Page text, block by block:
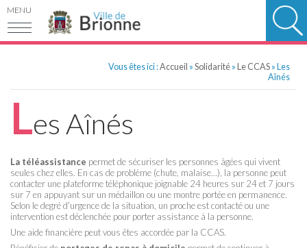
MENU
Vous êtes ici :Accueil » Solidarité » Le CCAS » Les
Aînés
Les Aînés
La téléassistance permet de sécuriser les personnes âgées qui vivent
seules chez elles. En cas de problème (chute, malaise…), la personne peut
contacter une plateforme téléphonique joignable 24 heures sur 24 et 7 jours
sur 7 en appuyant sur un médaillon ou une montre portée en permanence.
Selon le degré d’urgence de la situation, un proche est contacté ou une
intervention est déclenchée pour porter assistance à la personne.
Une aide financière peut vous êtes accordée par la CCAS.